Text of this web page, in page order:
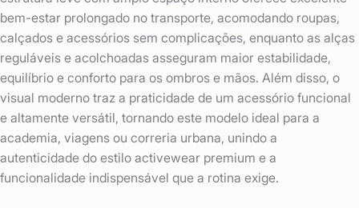
bem-estar prolongado no transporte, acomodando roupas,
calçados e acessórios sem complicações, enquanto as alças
reguláveis e acolchoadas asseguram maior estabilidade,
equilíbrio e conforto para os ombros e mãos. Além disso, o
visual moderno traz a praticidade de um acessório funcional
e altamente versátil, tornando este modelo ideal para a
academia, viagens ou correria urbana, unindo a
autenticidade do estilo activewear premium e a
funcionalidade indispensável que a rotina exige.